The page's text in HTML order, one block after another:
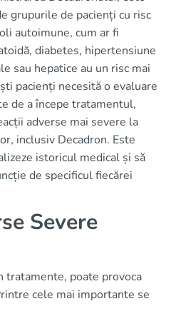
grupurile de pacienți cu risc
autoimune, cum ar fi
diabetes, hipertensiune
sau hepatice au un risc mai
pacienți necesită o evaluare
de a începe tratamentul,
adverse mai severe la
inclusiv Decadron. Este
istoricul medical și să
de specificul fiecărei
Severe
tratamente, poate provoca
cele mai importante se